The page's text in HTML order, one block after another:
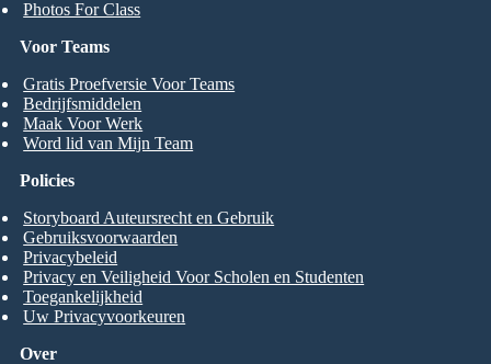
Photos For Class
Voor Teams
Gratis Proefversie Voor Teams
Bedrijfsmiddelen
Maak Voor Werk
Word lid van Mijn Team
Over
Policies
Storyboard Auteursrecht en Gebruik
Gebruiksvoorwaarden
Privacybeleid
Privacy en Veiligheid Voor Scholen en Studenten
Toegankelijkheid
Uw Privacyvoorkeuren